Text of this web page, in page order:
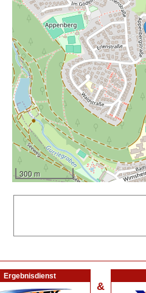
300 m
Ergebnisdienst
&